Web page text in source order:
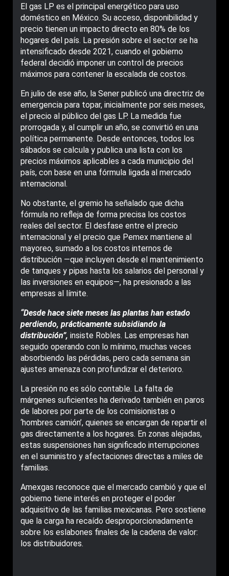
El gas LP es el principal energético para uso
doméstico en México. Su acceso, disponibilidad y
precio tienen un impacto directo en 80% de los
hogares del país. La presión sobre el sector se ha
intensificado desde 2021, cuando el gobierno
federal decidió imponer un control de precios
máximos para contener la escalada de costos.
En julio de ese año, la Sener publicó una directriz de
emergencia para topar, inicialmente por seis meses,
el precio al público del gas LP. La medida fue
prorrogada y, al cumplir un año, se convirtió en una
política permanente. Desde entonces, todos los
sábados se calcula y publica una lista con los
precios máximos aplicables a cada municipio del
país, con base en una fórmula ligada al mercado
internacional.
No obstante, el gremio ha señalado que dicha
fórmula no refleja de forma precisa los costos
reales del sector. El desfase entre el precio
internacional y el precio que Pemex mantiene al
mayoreo, sumado a los costos internos de
distribución —que incluyen desde el mantenimiento
de tanques y pipas hasta los salarios del personal y
las inversiones en equipos—, ha presionado a las
empresas al límite.
“Desde hace siete meses las plantas han estado
perdiendo, prácticamente subsidiando la
distribución”, insiste Robles. Las empresas han
seguido operando con lo mínimo, muchas veces
absorbiendo las pérdidas, pero cada semana sin
ajustes amenaza con profundizar el deterioro.
La presión no es sólo contable. La falta de
márgenes suficientes ha derivado también en paros
de labores por parte de los comisionistas o
‘hombres camión’, quienes se encargan de repartir el
gas directamente a los hogares. En zonas alejadas,
estas suspensiones han significado interrupciones
en el suministro y afectaciones directas a miles de
familias.
Amexgas reconoce que el mercado cambió y que el
gobierno tiene interés en proteger el poder
adquisitivo de las familias mexicanas. Pero sostiene
que la carga ha recaído desproporcionadamente
sobre los eslabones finales de la cadena de valor:
los distribuidores.